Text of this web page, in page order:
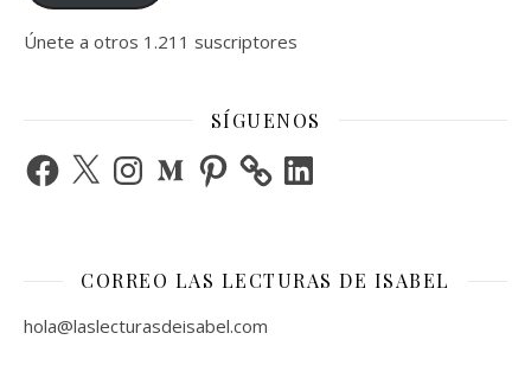
Únete a otros 1.211 suscriptores
SÍGUENOS
Facebook
X InstagramMediumPinterest LinkedIn
CORREO LAS LECTURAS DE ISABEL
hola@laslecturasdeisabel.com